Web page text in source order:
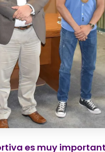
es muy